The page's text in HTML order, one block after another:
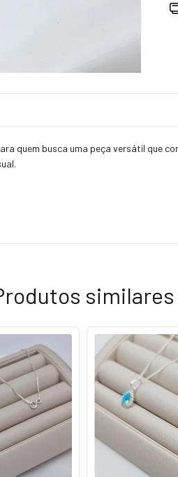
quem busca uma peça versátil que
similares